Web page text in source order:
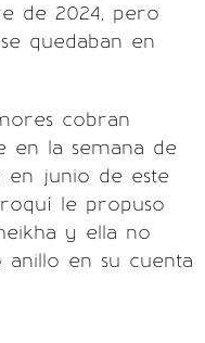
de 2024, pero
quedaban en
cobran
en la semana de
en junio de este
le propuso
y ella no
en su cuenta